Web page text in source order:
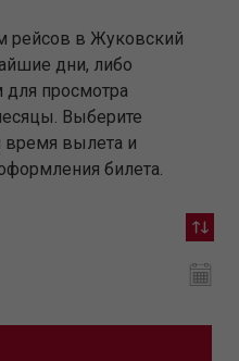
рейсов в Жуковский
дни, либо
для просмотра
Выберите
время вылета и
билета.